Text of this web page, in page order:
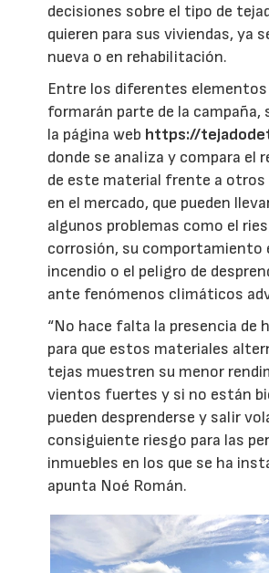
decisiones sobre el tipo de
quieren para sus viviendas, ya
nueva o en rehabilitación.
Entre los diferentes elementos
formarán parte de la campaña,
la página web https://
donde se analiza y compara el
de este material frente a otros
en el mercado, que pueden
algunos problemas como el
corrosión, su comportamiento
incendio o el peligro de
ante fenómenos climáticos
“No hace falta la presencia de
para que estos materiales
tejas muestren su menor
vientos fuertes y si no están
pueden desprenderse y salir
consiguiente riesgo para las
inmuebles en los que se ha
apunta Noé Román.